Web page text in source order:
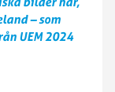
– som
UEM 2024